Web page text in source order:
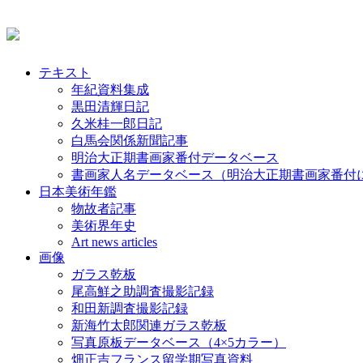
テキスト
年紀資料集成
黒田清輝日記
久米桂一郎日記
白馬会関係新聞記事
明治大正期書画家番付データベース
書画家人名データベース（明治大正期書画家番付
日本美術年鑑
物故者記事
美術界年史
Art news articles
画像
ガラス乾板
尾高鮮之助調査撮影記録
和田新調査撮影記録
新海竹太郎関連ガラス乾板
写真原板データベース（4×5カラー）
畑正吉フランス留学期写真資料